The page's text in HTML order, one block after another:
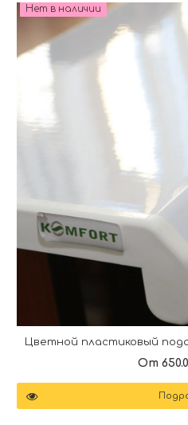
Нет в наличии
Цветной пластиковый
От